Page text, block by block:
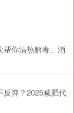
帮你清热解毒、消
反弹？2025减肥代